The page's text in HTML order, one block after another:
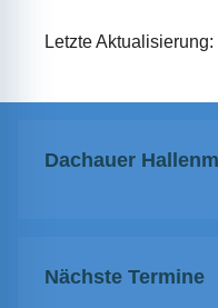
Letzte
Dachauer
Nächste Termine